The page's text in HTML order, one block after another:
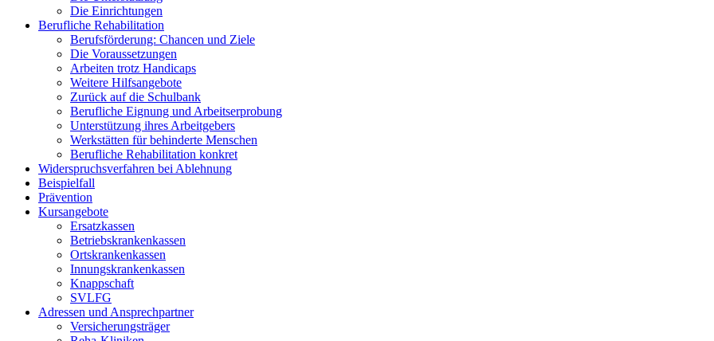
Die Einrichtungen
Berufliche Rehabilitation
Berufsförderung: Chancen und Ziele
Die Voraussetzungen
Arbeiten trotz Handicaps
Weitere Hilfsangebote
Zurück auf die Schulbank
Berufliche Eignung und Arbeitserprobung
Unterstützung ihres Arbeitgebers
Werkstätten für behinderte Menschen
Berufliche Rehabilitation konkret
Widerspruchsverfahren bei Ablehnung
Beispielfall
Prävention
Kursangebote
Ersatzkassen
Betriebskrankenkassen
Ortskrankenkassen
Innungskrankenkassen
Knappschaft
SVLFG
Adressen und Ansprechpartner
Versicherungsträger